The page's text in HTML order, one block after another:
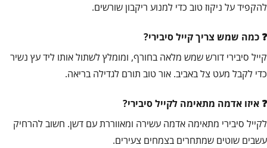
להקפיד על ניקוז טוב כדי למנוע ריקבון שורשים.
כמה שמש צריך קייל סיבירי?
קייל סיבירי דורש שמש מלאה בחורף, ומומלץ לשתול אותו ליד עץ נשיר
כדי לקבל מעט צל באביב. אור טוב תורם לגדילה בריאה.
איזו אדמה מתאימה לקייל סיבירי?
לקייל סיבירי מתאימה אדמה עשירה ומאווררת עם דשן. חשוב להרחיק
עשבים שוטים שמתחרים בצמחים צעירים.